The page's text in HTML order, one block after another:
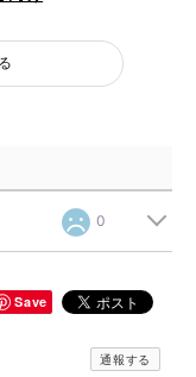
0
Save
通報する